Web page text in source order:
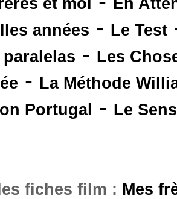
et moi
En
années - Le Test
paralelas - Les
- La Méthode
Portugal
- Le
fiches film : Mes